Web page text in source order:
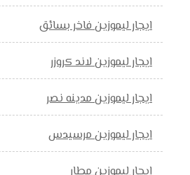
ايجار ليموزين فاخر بسائق
ايجار ليموزين لاند كروزر
ايجار ليموزين مدينه نصر
ايجار ليموزين مرسيدس